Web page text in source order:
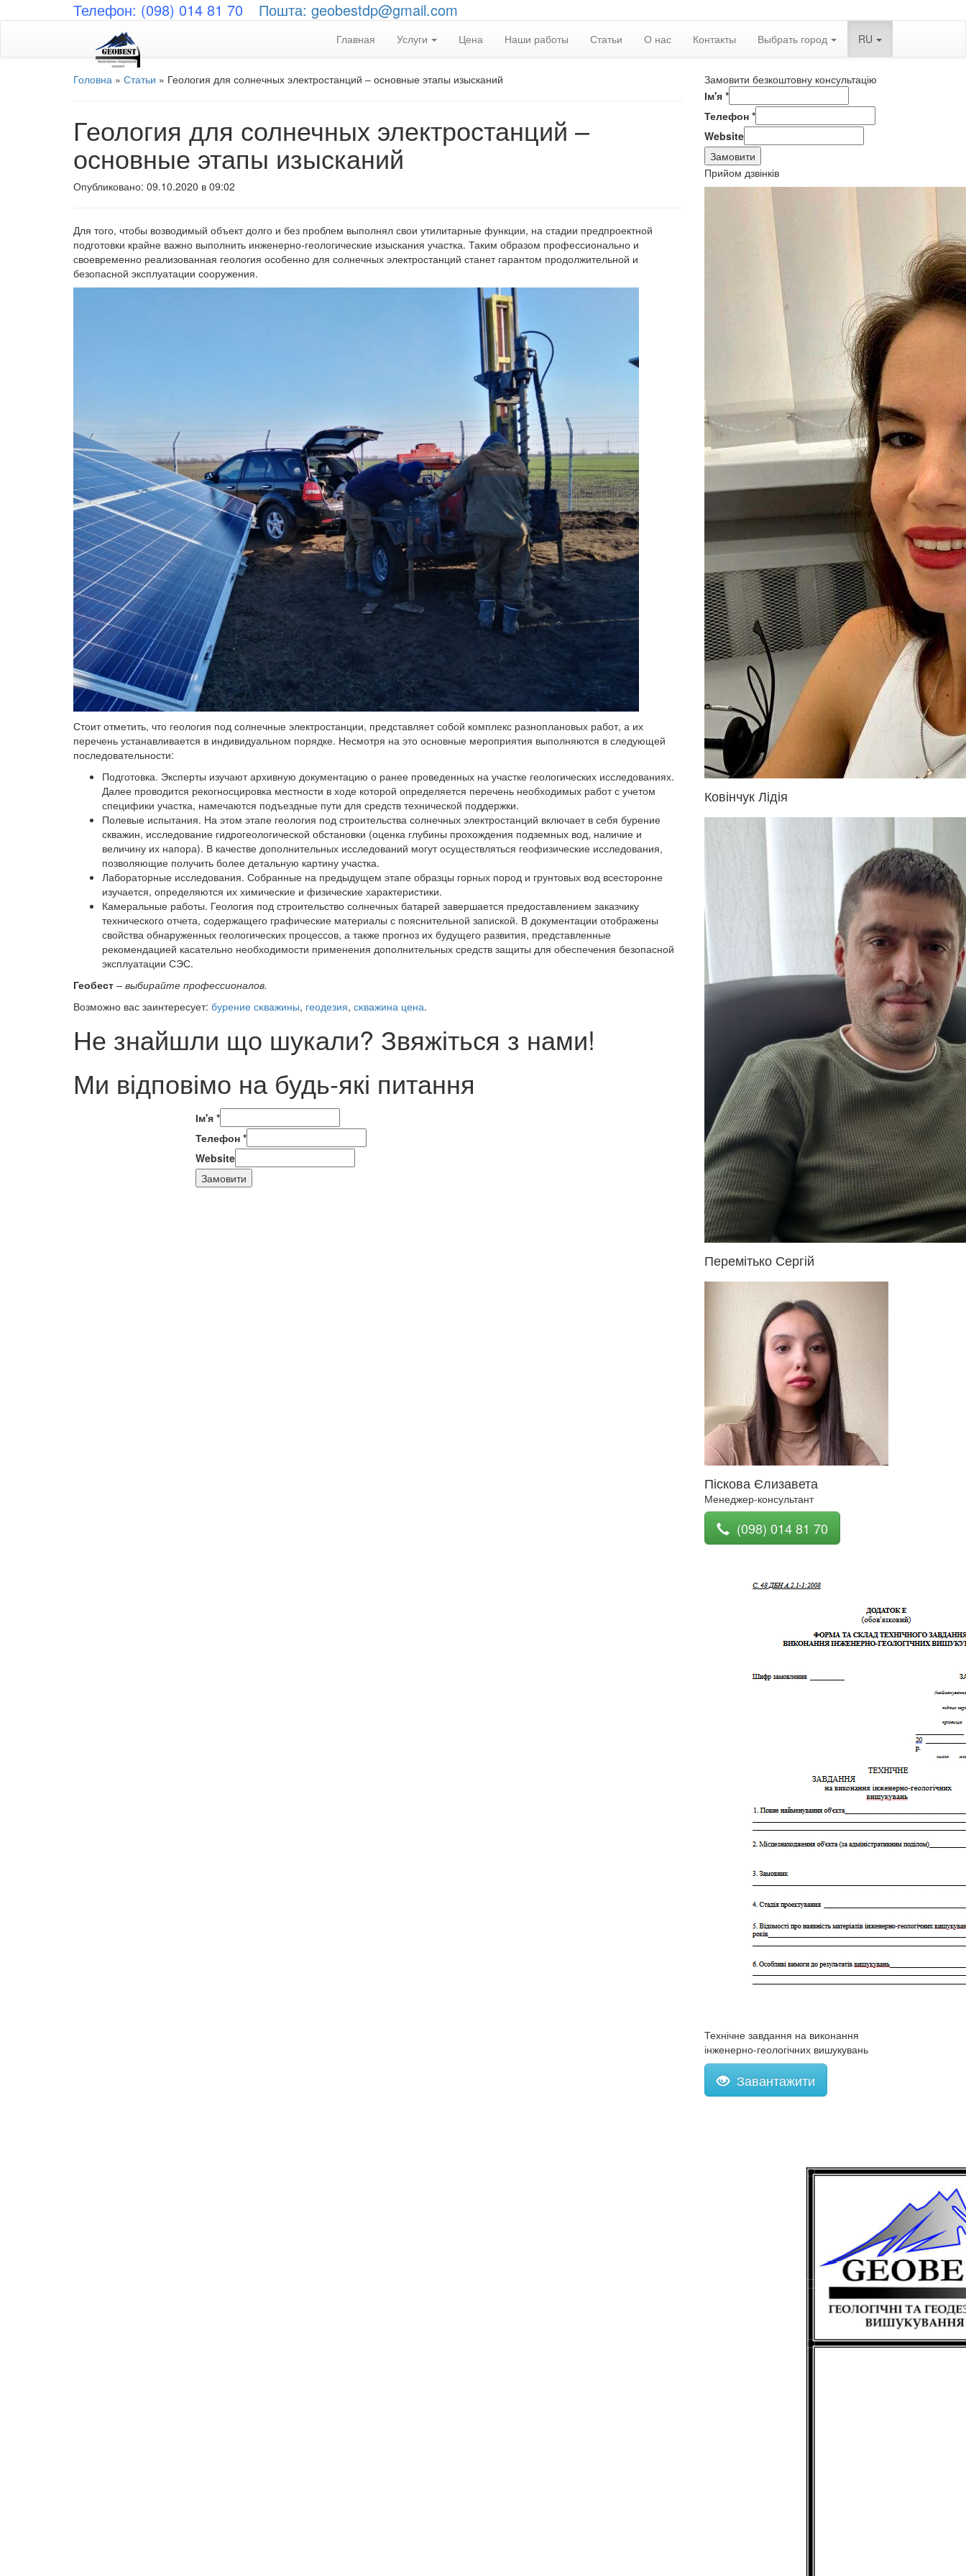
Телефон: (098) 014 81 70 Пошта: geobestdp@gmail.com
Главная Услуги Цена Наши работы Статьи О нас Контакты Выбрать город RU
Головна » Статьи » Геология для солнечных электростанций – основные этапы изысканий
Геология для солнечных электростанций –
основные этапы изысканий
Опубликовано: 09.10.2020 в 09:02
Для того, чтобы возводимый объект долго и без проблем выполнял свои утилитарные функции, на стадии предпроектной
подготовки крайне важно выполнить инженерно-геологические изыскания участка. Таким образом профессионально и
своевременно реализованная геология особенно для солнечных электростанций станет гарантом продолжительной и
безопасной эксплуатации сооружения.
Стоит отметить, что геология под солнечные электростанции, представляет собой комплекс разноплановых работ, а их
перечень устанавливается в индивидуальном порядке. Несмотря на это основные мероприятия выполняются в следующей
последовательности:
Подготовка. Эксперты изучают архивную документацию о ранее проведенных на участке геологических исследованиях.
Далее проводится рекогносцировка местности в ходе которой определяется перечень необходимых работ с учетом
специфики участка, намечаются подъездные пути для средств технической поддержки.
Полевые испытания. На этом этапе геология под строительства солнечных электростанций включает в себя бурение
скважин, исследование гидрогеологической обстановки (оценка глубины прохождения подземных вод, наличие и
величину их напора). В качестве дополнительных исследований могут осуществляться геофизические исследования,
позволяющие получить более детальную картину участка.
Лабораторные исследования. Собранные на предыдущем этапе образцы горных пород и грунтовых вод всесторонне
изучается, определяются их химические и физические характеристики.
Камеральные работы. Геология под строительство солнечных батарей завершается предоставлением заказчику
технического отчета, содержащего графические материалы с пояснительной запиской. В документации отображены
свойства обнаруженных геологических процессов, а также прогноз их будущего развития, представленные
рекомендацией касательно необходимости применения дополнительных средств защиты для обеспечения безопасной
эксплуатации СЭС.
Геобест – выбирайте профессионалов.
Возможно вас заинтересует: бурение сĸважины, геодезия, сĸважина цена.
Не знайшли що шукали? Звяжіться з нами!
Ми відповімо на будь-які питання
Ім'я *
Телефон *
Website
Замовити
Замовити безкоштовну консультацію
Ім'я *
Телефон *
Website
Замовити
Прийом дзвінків
Ковінчук Лідія
Перемітько Сергій
Піскова Єлизавета
Менеджер-консультант
(098) 014 81 70
Технічне завдання на виконання
інженерно-геологічних вишукувань
Завантажити